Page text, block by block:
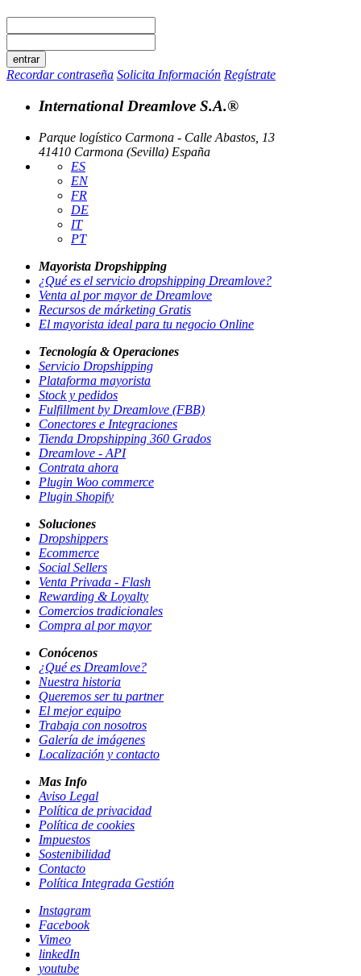
Recordar contraseña Solicita Información Regístrate
International Dreamlove S.A.®
Parque logístico Carmona - Calle Abastos, 13
41410 Carmona (Sevilla) España
ES
EN
FR
DE
IT
PT
Mayorista Dropshipping
¿Qué es el servicio dropshipping Dreamlove?
Venta al por mayor de Dreamlove
Recursos de márketing Gratis
El mayorista ideal para tu negocio Online
Tecnología & Operaciones
Servicio Dropshipping
Plataforma mayorista
Stock y pedidos
Fulfillment by Dreamlove (FBB)
Conectores e Integraciones
Tienda Dropshipping 360 Grados
Dreamlove - API
Contrata ahora
Plugin Woo commerce
Plugin Shopify
Soluciones
Dropshippers
Ecommerce
Social Sellers
Venta Privada - Flash
Rewarding & Loyalty
Comercios tradicionales
Compra al por mayor
Conócenos
¿Qué es Dreamlove?
Nuestra historia
Queremos ser tu partner
El mejor equipo
Trabaja con nosotros
Galería de imágenes
Localización y contacto
Mas Info
Aviso Legal
Política de privacidad
Política de cookies
Impuestos
Sostenibilidad
Contacto
Política Integrada Gestión
Instagram
Facebook
Vimeo
linkedIn
youtube